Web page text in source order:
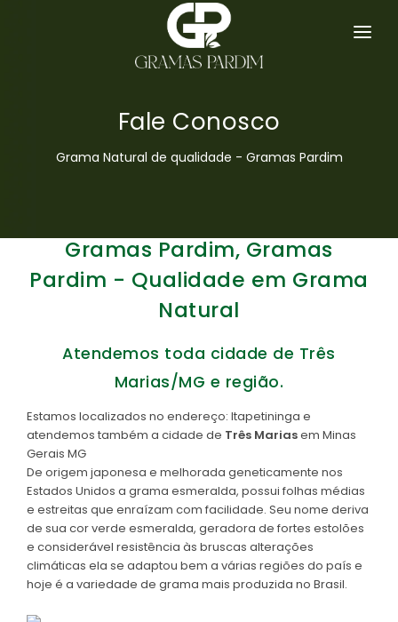
GRAMA ESMERALDA
HOME
GRAMAS
DICAS
CONTATO
Fale Conosco
Grama Natural de qualidade - Gramas Pardim
Gramas Pardim, Gramas
Pardim - Qualidade em Grama
Natural
Atendemos toda cidade de Três
Marias/MG e região.
Estamos localizados no endereço: Itapetininga e
atendemos também a cidade de Três Mariasem Minas
Gerais MG
De origem japonesa e melhorada geneticamente nos
Estados Unidos a grama esmeralda, possui folhas médias
e estreitas que enraízam com facilidade. Seu nome deriva
de sua cor verde esmeralda, geradora de fortes estolões
e considerável resistência às bruscas alterações
climáticas ela se adaptou bem a várias regiões do país e
hoje é a variedade de grama mais produzida no Brasil.